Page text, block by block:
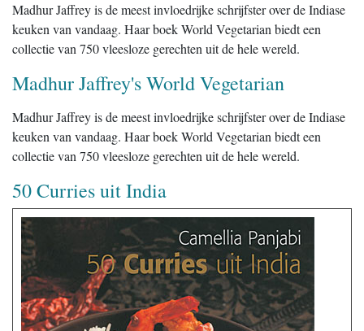
Madhur Jaffrey is de meest invloedrijke schrijfster over de Indiase
keuken van vandaag. Haar boek World Vegetarian biedt een
collectie van 750 vleesloze gerechten uit de hele wereld.
Madhur Jaffrey's World Vegetarian
Madhur Jaffrey is de meest invloedrijke schrijfster over de Indiase
keuken van vandaag. Haar boek World Vegetarian biedt een
collectie van 750 vleesloze gerechten uit de hele wereld.
50 Curries uit India